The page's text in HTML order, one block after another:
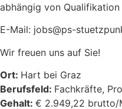
abhängig von
E-Mail: jobs@ps-
Wir freuen uns auf Sie!
Ort: Hart bei Graz
Berufsfeld: Fachkräfte
Gehalt: € 2.949,22 brutto/